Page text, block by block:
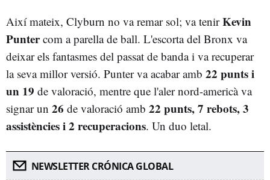
Així mateix, Clyburn no va remar sol; va tenirKevin
Puntercom a parella de ball. L'escorta del Bronx va
deixar els fantasmes del passat de banda i va recuperar
la seva millor versió. Punter va acabar amb 22 punts i
un 19 de valoració, mentre que l'aler nord-americà va
signar un 26 de valoració amb 22 punts, 7 rebots, 3
assistències i 2 recuperacions. Un duo letal.
NEWSLETTER CRÓNICA GLOBAL